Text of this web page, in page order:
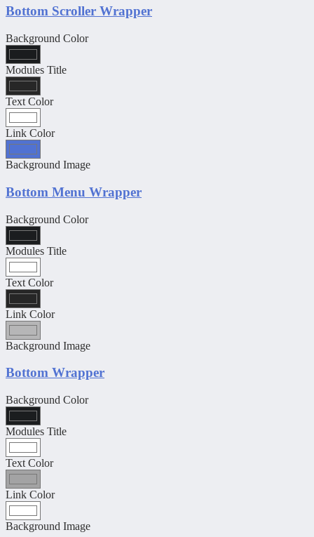
Bottom Scroller Wrapper
Background Color
Modules Title
Text Color
Link Color
Background Image
Bottom Menu Wrapper
Background Color
Modules Title
Text Color
Link Color
Background Image
Bottom Wrapper
Background Color
Modules Title
Text Color
Link Color
Background Image